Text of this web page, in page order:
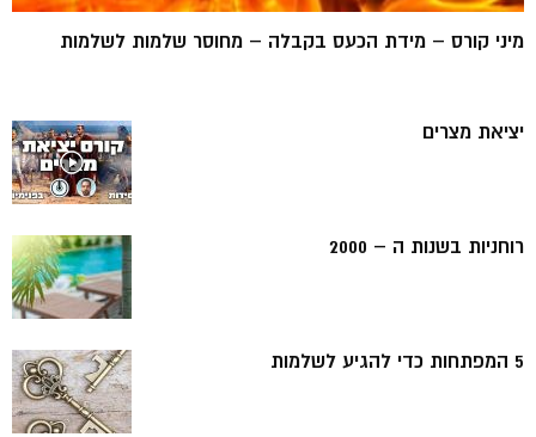
מיני קורס – מידת הכעס בקבלה – מחוסר שלמות לשלמות
יציאת מצרים
רוחניות בשנות ה – 2000
5 המפתחות כדי להגיע לשלמות